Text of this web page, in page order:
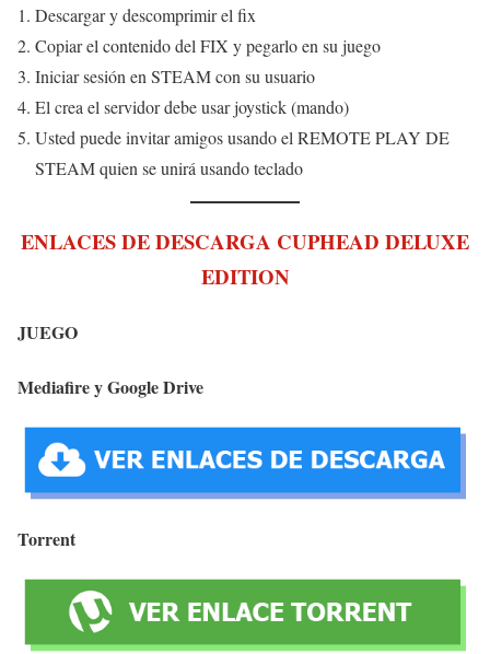
Descargar y descomprimir el fix
Copiar el contenido del FIX y pegarlo en su juego
Iniciar sesión en STEAM con su usuario
El crea el servidor debe usar joystick (mando)
Usted puede invitar amigos usando el REMOTE PLAY DE
STEAM quien se unirá usando teclado
ENLACES DE DESCARGA CUPHEAD DELUXE
EDITION
JUEGO
Mediafire y Google Drive
Torrent